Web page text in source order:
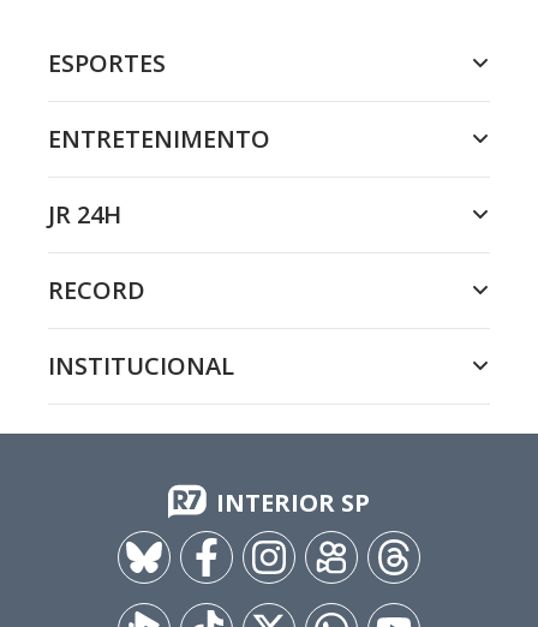
ESPORTES
ENTRETENIMENTO
JR 24H
RECORD
INSTITUCIONAL
INTERIOR SP